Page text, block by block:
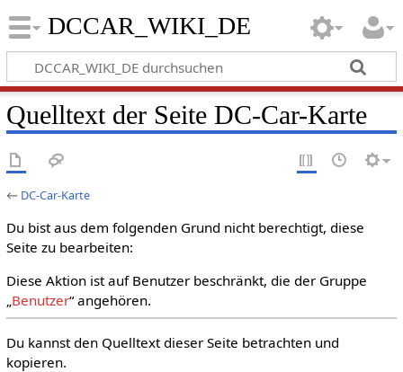
DCCAR_WIKI_DE
Quelltext der Seite DC-Car-Karte
← DC-Car-Karte
Du bist aus dem folgenden Grund nicht berechtigt, diese
Seite zu bearbeiten:
Diese Aktion ist auf Benutzer beschränkt, die der Gruppe
„Benutzer“ angehören.
Du kannst den Quelltext dieser Seite betrachten und
kopieren.